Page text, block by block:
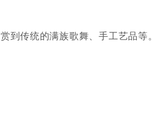
到传统的满族歌舞、手工艺品等。